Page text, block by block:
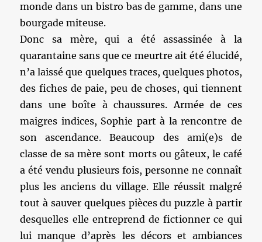
monde dans un bistro bas de gamme, dans une
bourgade miteuse.
Donc sa mère, qui a été assassinée à la
quarantaine sans que ce meurtre ait été élucidé,
n’a laissé que quelques traces, quelques photos,
des fiches de paie, peu de choses, qui tiennent
dans une boîte à chaussures. Armée de ces
maigres indices, Sophie part à la rencontre de
son ascendance. Beaucoup des ami(e)s de
classe de sa mère sont morts ou gâteux, le café
a été vendu plusieurs fois, personne ne connaît
plus les anciens du village. Elle réussit malgré
tout à sauver quelques pièces du puzzle à partir
desquelles elle entreprend de fictionner ce qui
lui manque d’après les décors et ambiances